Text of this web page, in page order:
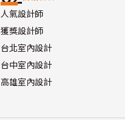
人氣設計師
獲獎設計師
台北室內設計
台中室內設計
高雄室內設計